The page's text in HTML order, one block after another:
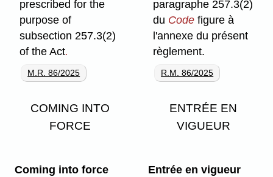
prescribed for the
purpose of
subsection 257.3(2)
of the Act.
M.R. 86/2025
paragraphe 257.3(2)
du Code figure à
l'annexe du présent
règlement.
R.M. 86/2025
COMING INTO
FORCE
ENTRÉE EN
VIGUEUR
Coming into force
Entrée en vigueur